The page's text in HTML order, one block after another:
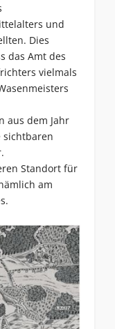
und
Dies
das Amt des
vielmals
aus dem Jahr
sichtbaren
Standort für
am